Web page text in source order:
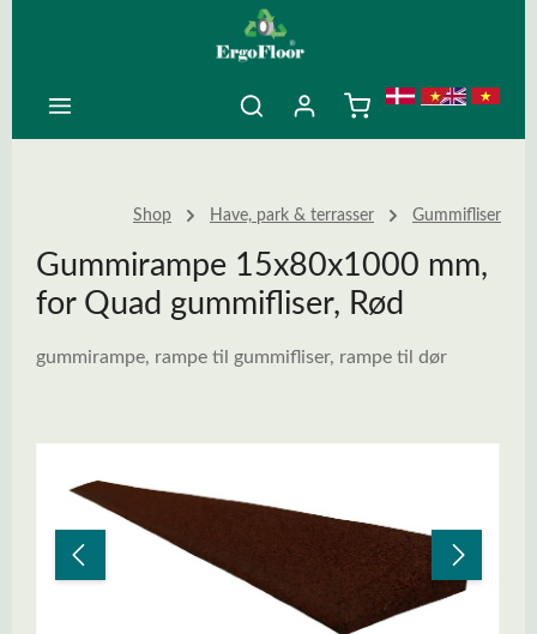
Shop Have, park & terrasser Gummifliser
Gummirampe 15x80x1000 mm,
for Quad gummifliser, Rød
gummirampe, rampe til gummifliser, rampe til dør